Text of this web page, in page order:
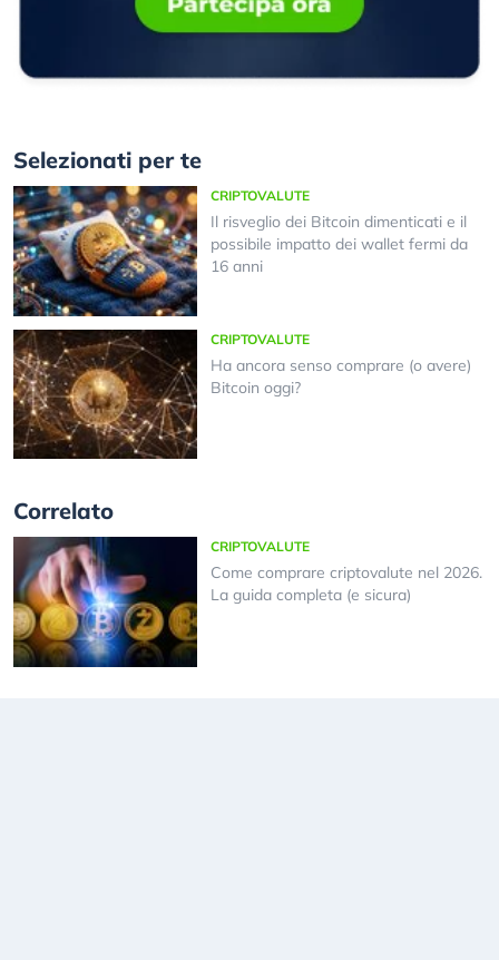
Selezionati per te
CRIPTOVALUTE
Il risveglio dei Bitcoin dimenticati e il
possibile impatto dei wallet fermi da
16 anni
CRIPTOVALUTE
Ha ancora senso comprare (o avere)
Bitcoin oggi?
Correlato
CRIPTOVALUTE
Come comprare criptovalute nel 2026.
La guida completa (e sicura)